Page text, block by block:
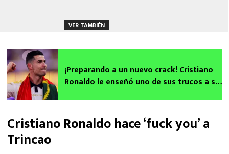
VER TAMBIÉN
¡Preparando a un nuevo crack! Cristiano
Ronaldo le enseñó uno de sus trucos a su
Cristiano Ronaldo hace ‘fuck you’ a
Trincao